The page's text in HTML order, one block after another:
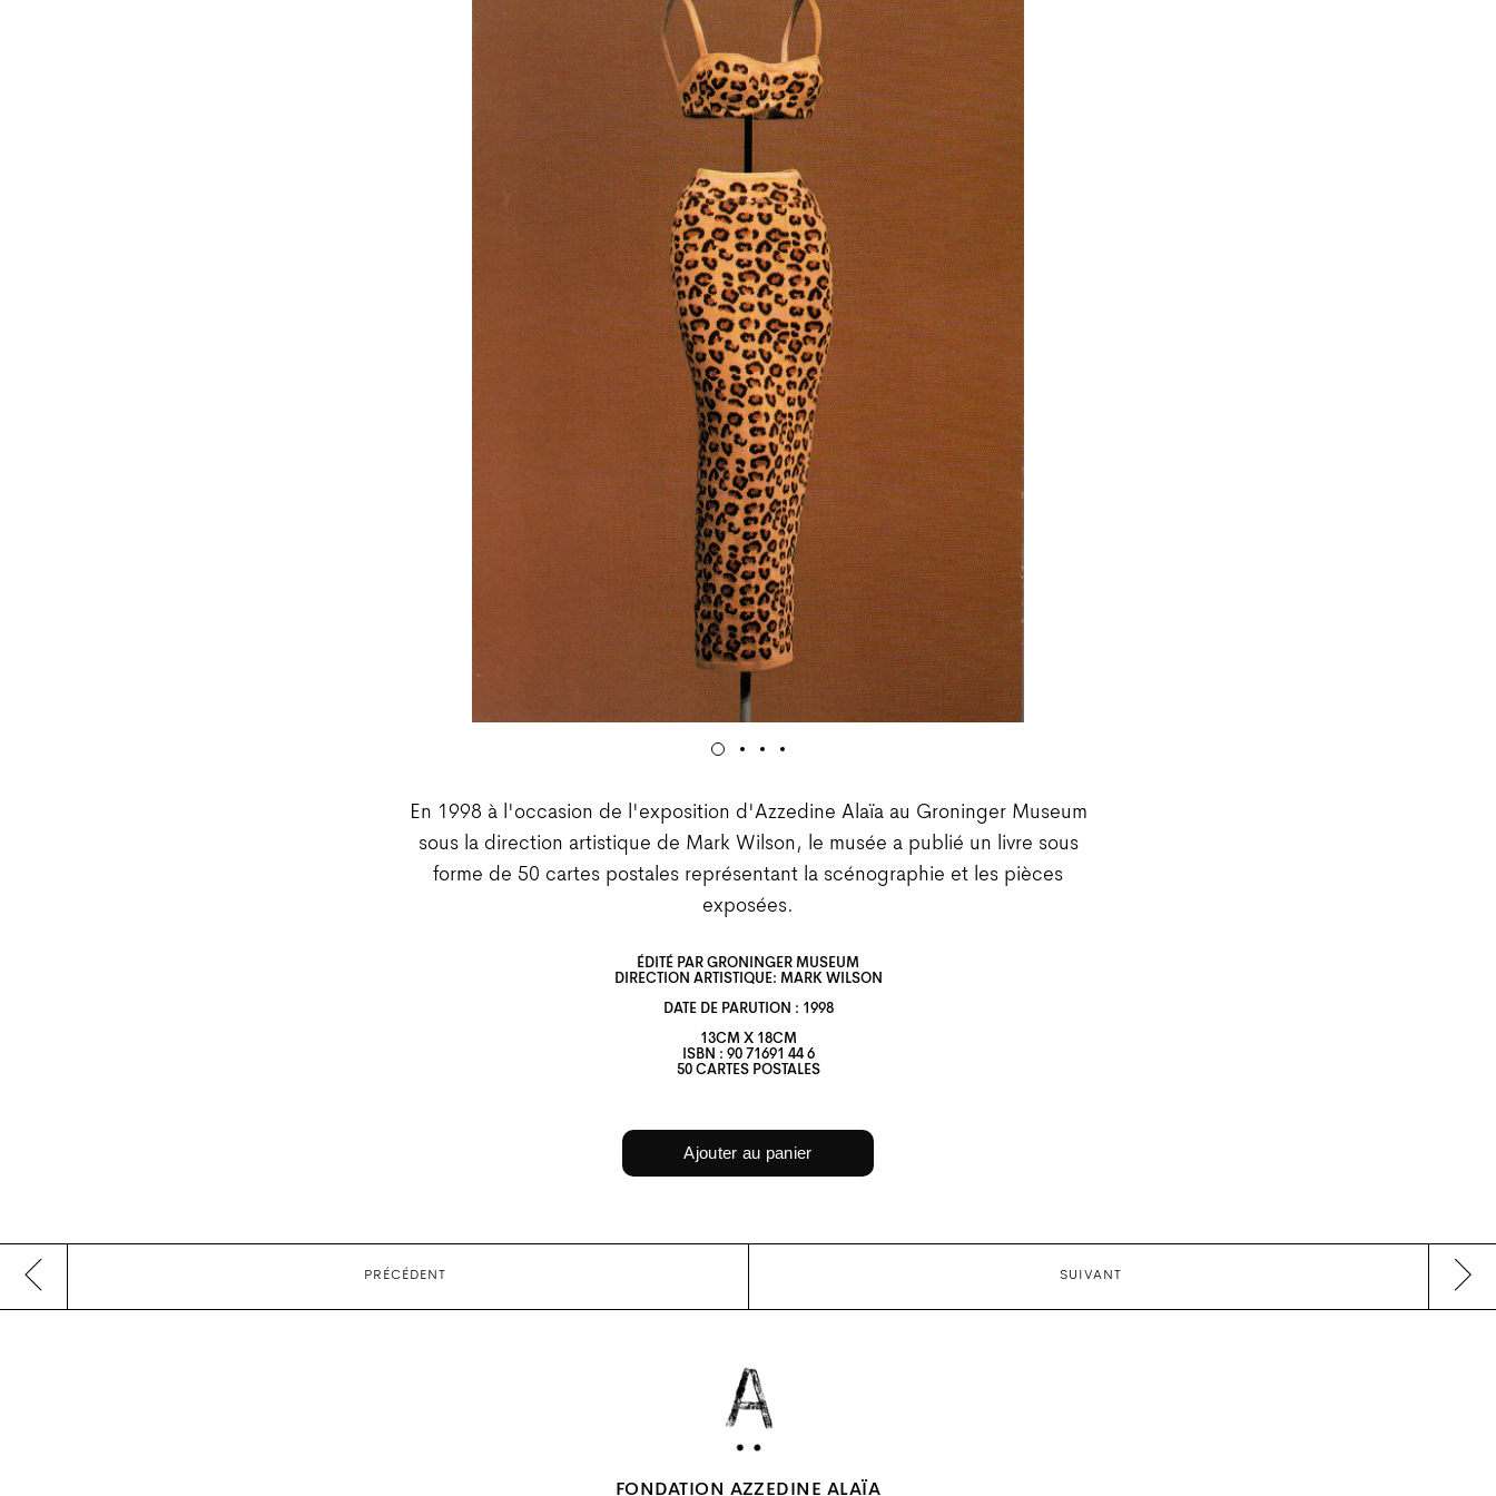
En 1998 à l'occasion de l'exposition d'Azzedine Alaïa au Groninger Museum
sous la direction artistique de Mark Wilson, le musée a publié un livre sous
forme de 50 cartes postales représentant la scénographie et les pièces
exposées.
ÉDITÉ PAR GRONINGER MUSEUM
DIRECTION ARTISTIQUE: MARK WILSON
DATE DE PARUTION : 1998
13CM X 18CM
ISBN : 90 71691 44 6
50 CARTES POSTALES
PRÉCÉDENT SUIVANT
FONDATION AZZEDINE ALAÏA